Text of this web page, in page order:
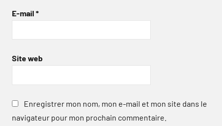
E-mail *
Site web
Enregistrer mon nom, mon e-mail et mon site dans le
navigateur pour mon prochain commentaire.